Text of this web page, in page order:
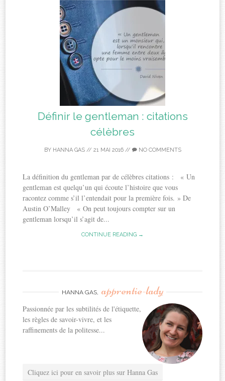
Définir le gentleman : citations
célèbres
BY HANNA GAS// 21 MAI 2016// NO COMMENTS
La définition du gentleman par de célèbres citations : « Un
gentleman est quelqu’un qui écoute l’histoire que vous
racontez comme s’il l’entendait pour la première fois. » De
Austin O’Malley « On peut toujours compter sur un
gentleman lorsqu’il s’agit de...
CONTINUE READING →
HANNA GAS, apprentie-lady
Passionnée par les subtilités de l'étiquette,
les règles de savoir-vivre, et les
raffinements de la politesse...
Cliquez ici pour en savoir plus sur Hanna Gas